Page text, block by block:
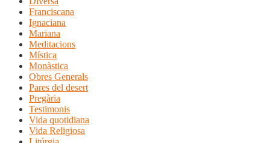
Franciscana
Ignaciana
Mariana
Meditacions
Mística
Monàstica
Obres Generals
Pares del desert
Pregària
Testimonis
Vida quotidiana
Vida Religiosa